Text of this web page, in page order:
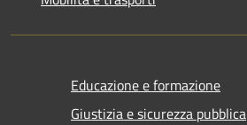
Educazione e formazione
Giustizia e sicurezza pubblica